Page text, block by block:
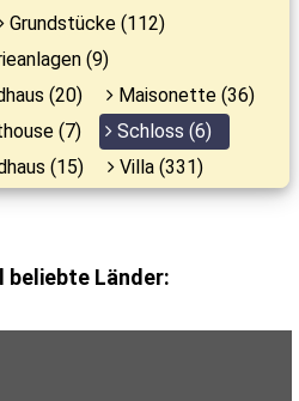
Grundstücke (112)
(9)
(20)
Maisonette (36)
(7)
Schloss (6)
(15) Villa (331)
beliebte Länder: